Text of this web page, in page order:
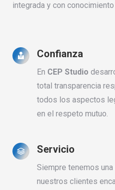
integrada y con
Confianza
En CEP Studio
total transparencia
todos los aspectos
en el respeto mutuo.
Servicio
Siempre tenemos
nuestros clientes